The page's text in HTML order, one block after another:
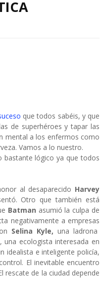
que todos sabéis, y que
de superhéroes y tapar las
mental a los enfermos como
Vamos a lo nuestro.
bastante lógico ya que todos
al desaparecido Harvey
Otro que también está
Batman asumió la culpa de
negativamente a empresas
Selina Kyle, una ladrona
, una ecologista interesada en
idealista e inteligente policía,
El inevitable encuentro
rescate de la ciudad depende